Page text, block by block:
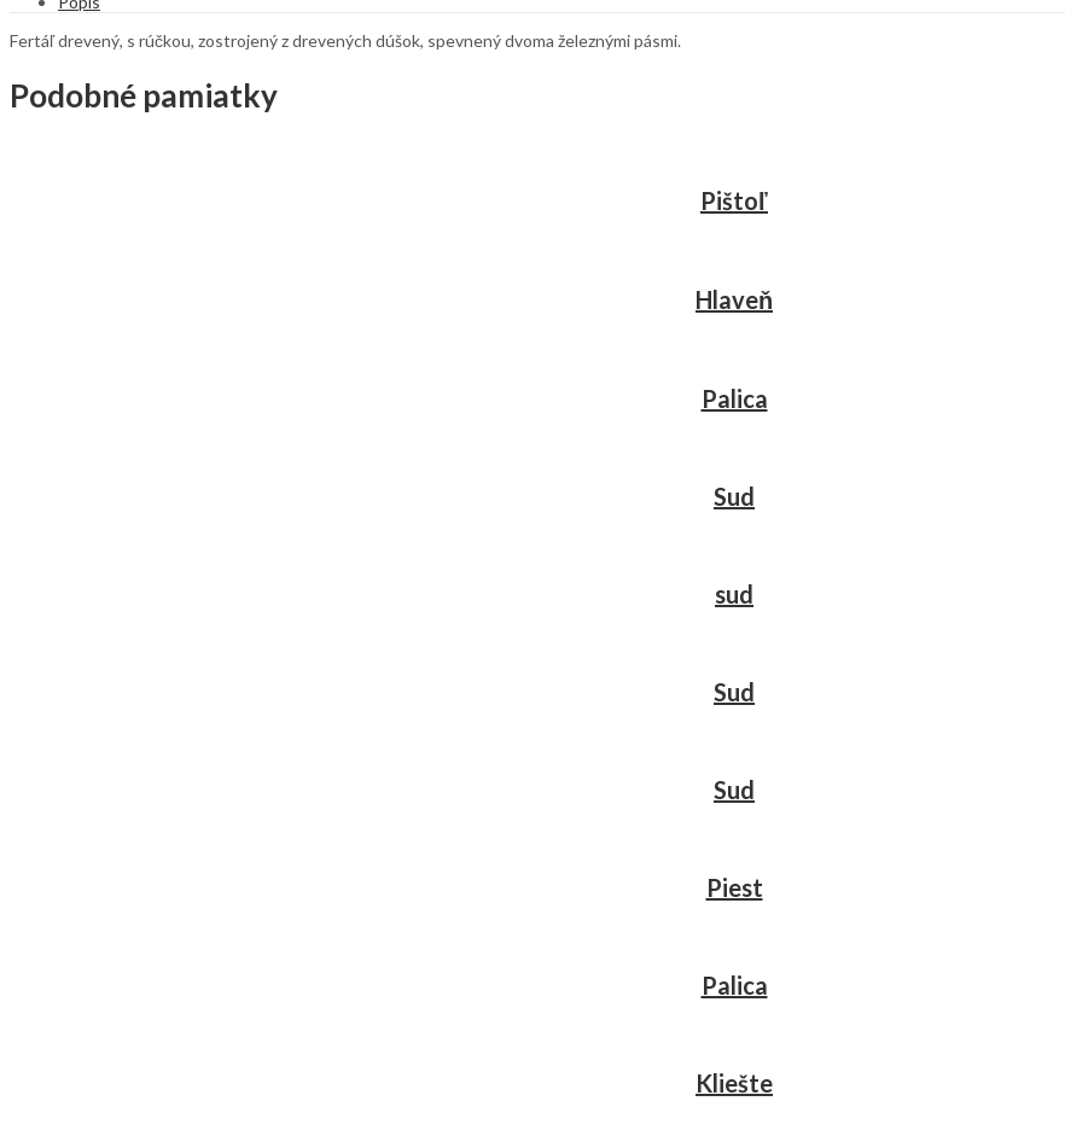
Fertáľ drevený, s rúčkou, zostrojený z drevených dúšok, spevnený dvoma železnými pásmi.
Podobné pamiatky
Pištoľ
Hlaveň
Palica
Sud
sud
Sud
Sud
Piest
Palica
Kliešte